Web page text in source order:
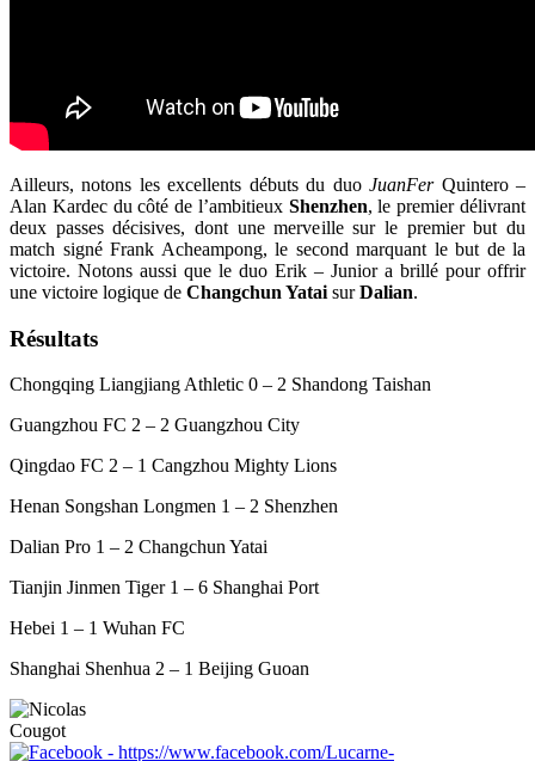
Ailleurs, notons les excellents débuts du duoJuanFerQuintero –
Alan Kardec du côté de l’ambitieux Shenzhen, le premier délivrant
deux passes décisives, dont une merveille sur le premier but du
match signé Frank Acheampong, le second marquant le but de la
victoire. Notons aussi que le duo Erik – Junior a brillé pour offrir
une victoire logique de Changchun Yatai surDalian.
Résultats
Chongqing Liangjiang Athletic 0 – 2 Shandong Taishan
Guangzhou FC 2 – 2 Guangzhou City
Qingdao FC 2 – 1 Cangzhou Mighty Lions
Henan Songshan Longmen 1 – 2 Shenzhen
Dalian Pro 1 – 2 Changchun Yatai
Tianjin Jinmen Tiger 1 – 6 Shanghai Port
Hebei 1 – 1 Wuhan FC
Shanghai Shenhua 2 – 1 Beijing Guoan